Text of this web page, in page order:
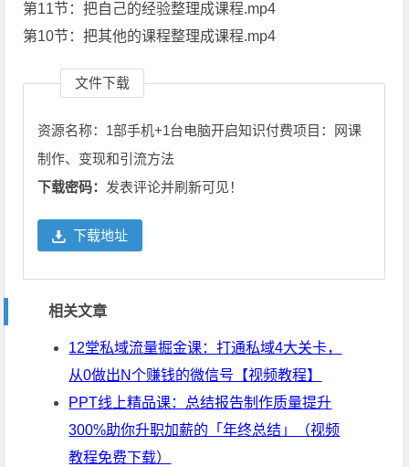
第11节：把自己的经验整理成课程.mp4
第10节：把其他的课程整理成课程.mp4
文件下载
资源名称：1部手机+1台电脑开启知识付费项目：网课
制作、变现和引流方法
下载密码： 发表评论并刷新可见！
下载地址
相关文章
12堂私域流量掘金课：打通私域4大关卡，
从0做出N个赚钱的微信号【视频教程】
PPT线上精品课：总结报告制作质量提升
300%助你升职加薪的「年终总结」（视频
教程免费下载）